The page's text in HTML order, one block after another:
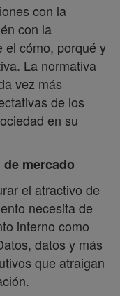
con la
con la
el cómo, porqué y
La normativa
vez más
de los
en su
mercado
el atractivo de
necesita de
interno como
datos y más
que atraigan